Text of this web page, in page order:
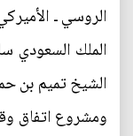
الروسي ـ
الملك السعودي
الشيخ تميم بن
ومشروع اتفاق